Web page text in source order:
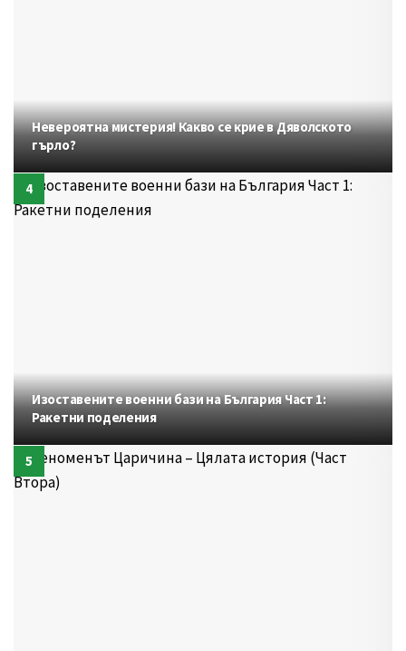
Невероятна мистерия! Какво се крие в Дяволското
гърло?
Изоставените военни бази на България Част 1:
Ракетни поделения